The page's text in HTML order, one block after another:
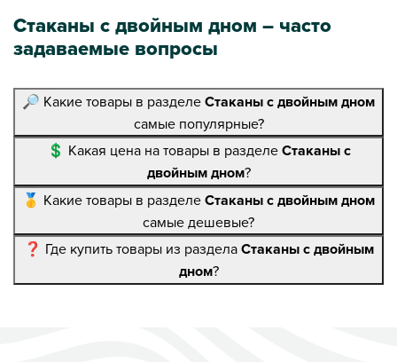
Стаканы с двойным дном – часто
задаваемые вопросы
🔎 Какие товары в разделеСтаканы с двойным дном
самые популярные?
💲 Какая цена на товары в разделеСтаканы с
двойным дном?
🥇 Какие товары в разделеСтаканы с двойным дном
самые дешевые?
❓ Где купить товары из разделаСтаканы с двойным
дном?